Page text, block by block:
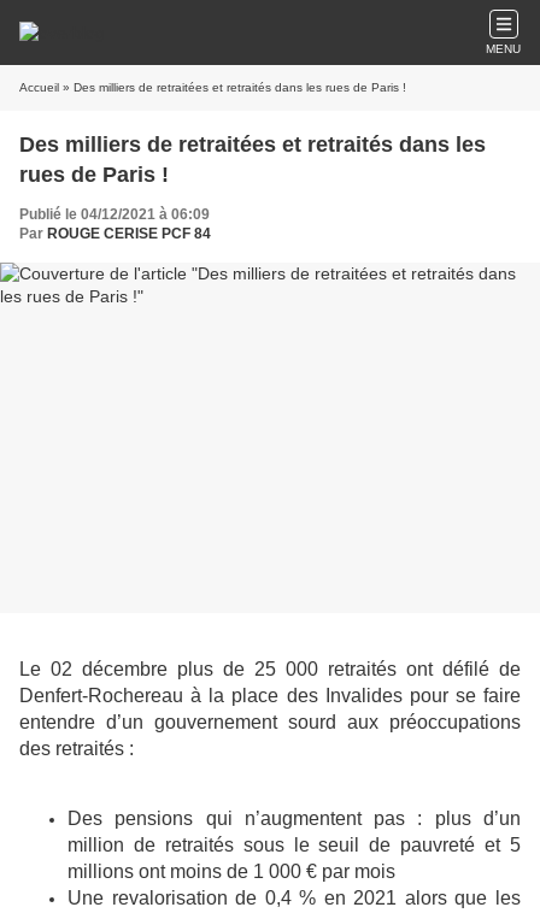
MENU
Accueil » Des milliers de retraitées et retraités dans les rues de Paris !
Des milliers de retraitées et retraités dans les
rues de Paris !
Publié le 04/12/2021 à 06:09
Par ROUGE CERISE PCF 84
Le 02 décembre plus de 25 000 retraités ont défilé de
Denfert-Rochereau à la place des Invalides pour se faire
entendre d’un gouvernement sourd aux préoccupations
des retraités :
Des pensions qui n’augmentent pas : plus d’un
million de retraités sous le seuil de pauvreté et 5
millions ont moins de 1 000 € par mois
Une revalorisation de 0,4 % en 2021 alors que les